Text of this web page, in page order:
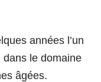
années l’un
le domaine
âgées.